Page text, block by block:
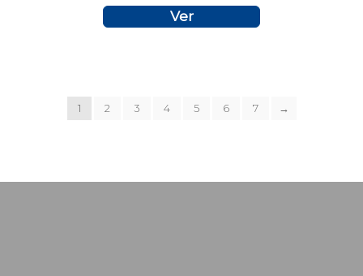
Ver
1 2 3 4 5 6 7 →